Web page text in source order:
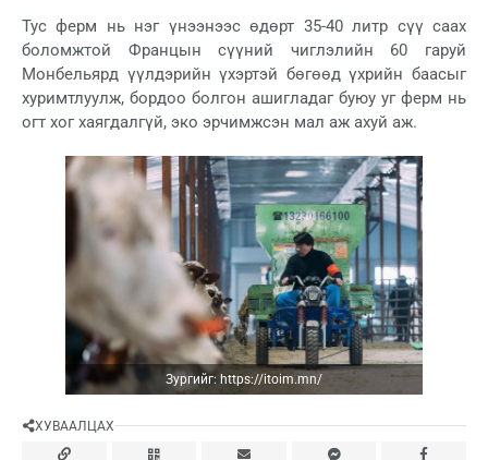
Тус ферм нь нэг үнээнээс өдөрт 35-40 литр сүү саах
боломжтой Францын сүүний чиглэлийн 60 гаруй
Монбельярд үүлдэрийн үхэртэй бөгөөд үхрийн баасыг
хуримтлуулж, бордоо болгон ашигладаг буюу уг ферм нь
огт хог хаягдалгүй, эко эрчимжсэн мал аж ахуй аж.
Зургийг: https://itoim.mn/
ХУВААЛЦАХ